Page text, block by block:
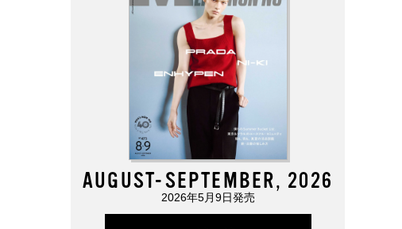
..【週間ビューティ人気
記事ベスト３】
AUGUST-SEPTEMBER, 2026
2026年5月9日発売